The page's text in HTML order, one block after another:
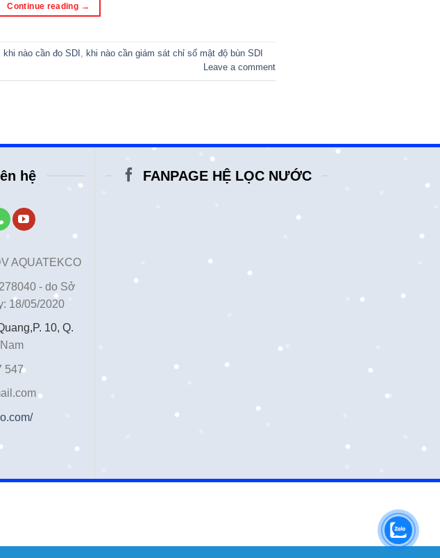
Continue reading →
khi nào cần đo SDI , khi nào cần giám sát chỉ số mật độ bùn SDI
Leave a comment
hệ
AQUATEKCO
- do Sở
18/05/2020
10, Q.
547
FANPAGE HỆ LỌC NƯỚC